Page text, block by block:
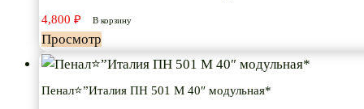
4,800 ₽ В корзину
Просмотр
Пенал⭐”Италия ПН 501 М 40″ модульная*